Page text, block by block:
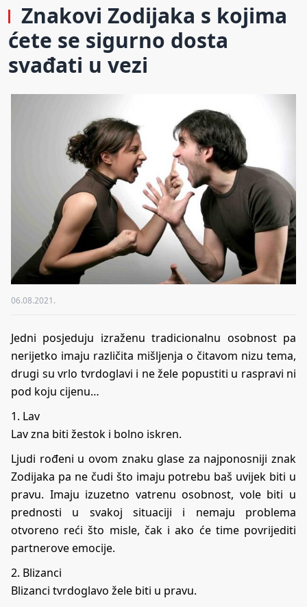
Znakovi Zodijaka s kojima
ćete se sigurno dosta
svađati u vezi
06.08.2021.
Jedni posjeduju izraženu tradicionalnu osobnost pa
nerijetko imaju različita mišljenja o čitavom nizu tema,
drugi su vrlo tvrdoglavi i ne žele popustiti u raspravi ni
pod koju cijenu…
1. Lav
Lav zna biti žestok i bolno iskren.
Ljudi rođeni u ovom znaku glase za najponosniji znak
Zodijaka pa ne čudi što imaju potrebu baš uvijek biti u
pravu. Imaju izuzetno vatrenu osobnost, vole biti u
prednosti u svakoj situaciji i nemaju problema
otvoreno reći što misle, čak i ako će time povrijediti
partnerove emocije.
2. Blizanci
Blizanci tvrdoglavo žele biti u pravu.